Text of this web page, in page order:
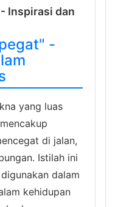
Inspirasi dan
-
yang luas
di jalan,
Istilah ini
dalam
kehidupan